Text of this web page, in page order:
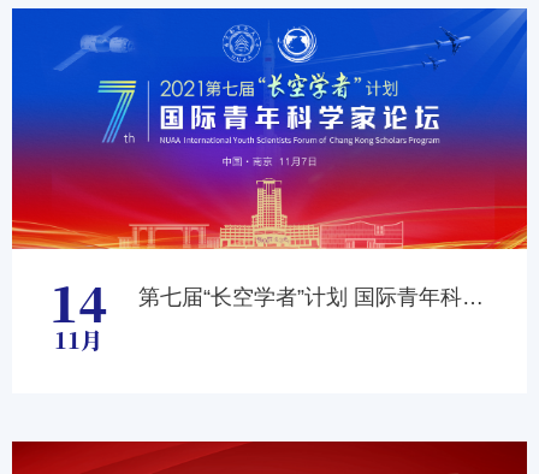
14
11月
第七届“长空学者”计划 国际青年科学家论坛